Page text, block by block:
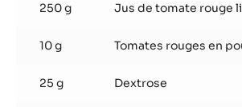
la
rouge
au
250 g Jus de tomate rouge
10 g Tomates rouges en
25 g Dextrose